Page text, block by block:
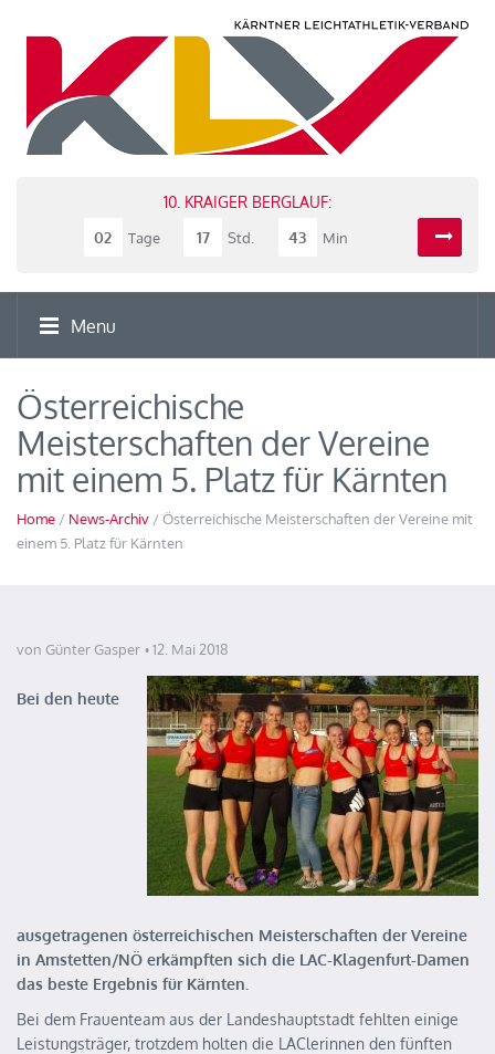
10. KRAIGER BERGLAUF:
02
Tage 17 Std. 43 Min
Menu
Österreichische
Meisterschaften der Vereine
mit einem 5. Platz für Kärnten
Home / News-Archiv / Österreichische Meisterschaften der Vereine mit
einem 5. Platz für Kärnten
von Günter Gasper 12. Mai 2018
Bei den heute
ausgetragenen österreichischen Meisterschaften der Vereine
in Amstetten/NÖ erkämpften sich die LAC-Klagenfurt-Damen
das beste Ergebnis für Kärnten.
Bei dem Frauenteam aus der Landeshauptstadt fehlten einige
Leistungsträger, trotzdem holten die LAClerinnen den fünften